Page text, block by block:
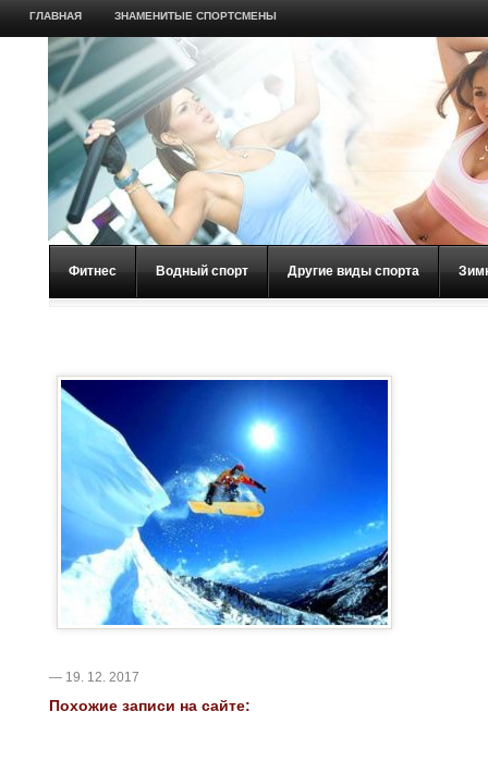
ГЛАВНАЯ ЗНАМЕНИТЫЕ СПОРТСМЕНЫ
Фитнес Водный спорт Другие виды спорта
— 19. 12. 2017
Похожие записи на сайте: